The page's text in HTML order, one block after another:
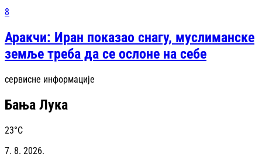
8
Аракчи: Иран показао снагу, муслиманске
земље треба да се ослоне на себе
сервисне информације
Бања Лука
23°C
7. 8. 2026.